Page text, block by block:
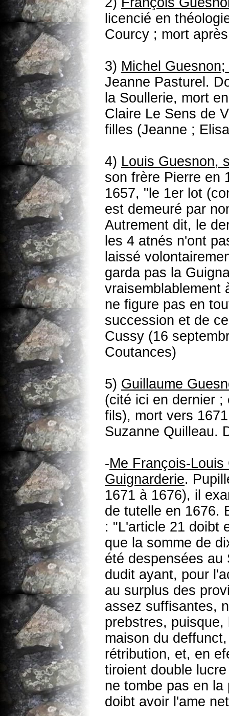
licencié en
Courcy ; mort
3) Michel
Jeanne Pasturel.
la Soullerie, mort
Claire Le Sens de
filles (Jeanne ;
4) Louis Guesnon,
son frère Pierre en
1657, "le 1er lot
est demeuré par
Autrement dit, le
les 4 atnés n'ont
laissé
garda pas la
vraisemblablement
ne figure pas en
succession et de
Cussy (16
Coutances)
5) Guillaume
(cité ici en dernier
fils), mort vers
Suzanne Quilleau.
-Me François-
Guignarderie.
1671 à 1676), il
de tutelle en 1676.
: "L'article 21 doibt
que la somme de
été despensées au
dudit ayant, pour
au surplus des
assez suffisantes,
prebstres,
maison du
rétribution, et, en
tiroient double
ne tombe pas en
doibt avoir l'ame